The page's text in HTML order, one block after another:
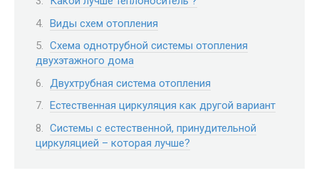
Виды схем отопления
Схема однотрубной системы отопления
двухэтажного дома
Двухтрубная система отопления
Естественная циркуляция как другой вариант
Системы с естественной, принудительной
циркуляцией – которая лучше?